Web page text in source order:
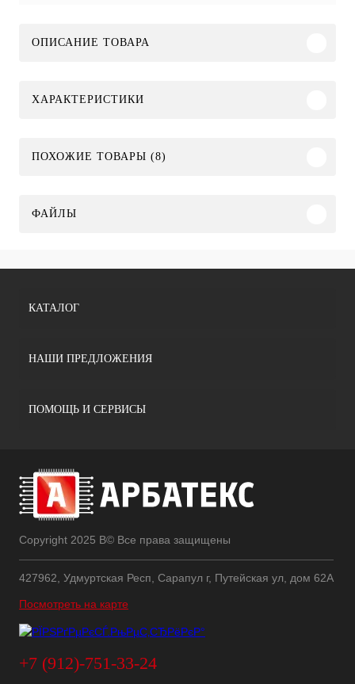
ОПИСАНИЕ ТОВАРА
ХАРАКТЕРИСТИКИ
ПОХОЖИЕ ТОВАРЫ (8)
ФАЙЛЫ
КАТАЛОГ
НАШИ ПРЕДЛОЖЕНИЯ
ПОМОЩЬ И СЕРВИСЫ
Copyright 2025 В© Все права защищены
427962, Удмуртская Респ, Сарапул г, Путейская ул, дом 62А
Посмотреть на карте
+7 (912)-751-33-24